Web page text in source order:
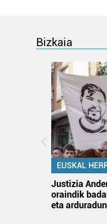
Bizkaia
EUSKAL
Justizia
oraindik
eta